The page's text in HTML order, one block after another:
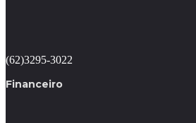
(62)3295-3022
Financeiro